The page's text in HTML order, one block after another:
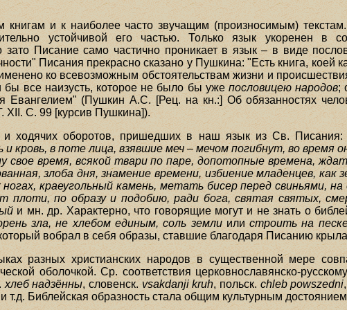
и к наиболее часто звучащим (произносимым)
устойчивой его частью. Только язык укоренен в
Писание само частично проникает в язык – в виде
Писания прекрасно сказано у Пушкина: "Есть книга, коей
ко всевозможным обстоятельствам жизни и
бы все наизусть, которое не было бы ужепословицею народов;
Евангелием" (Пушкин А.С. [Рец. на кн.:] Об обязанностях
С. 99 [курсив Пушкина]).
и ходячих оборотов, пришедших в наш язык из Св.
кровь, в поте лица, взявшие меч – мечом погибнут, во время
свое время, всякой твари по паре, допотопные времена,
злоба дня, знамение времени, избиение младенцев, как
краеугольный камень, метать бисер перед свиньями,
плоти, по образу и подобию, ради бога, святая святых,
и мн. др. Характерно, что говорящие могут и не знать о
зла, не хлебом единым, соль землиилистроить на
вобрал в себя образы, ставшие благодаря Писанию
разных христианских народов в существенной мере
оболочкой. Ср. соответствия церковнославянско-
хлеб надзённы, словенск.vsakdanji kruh, польск. chleb powszedni
т.д. Библейская образность стала общим культурным